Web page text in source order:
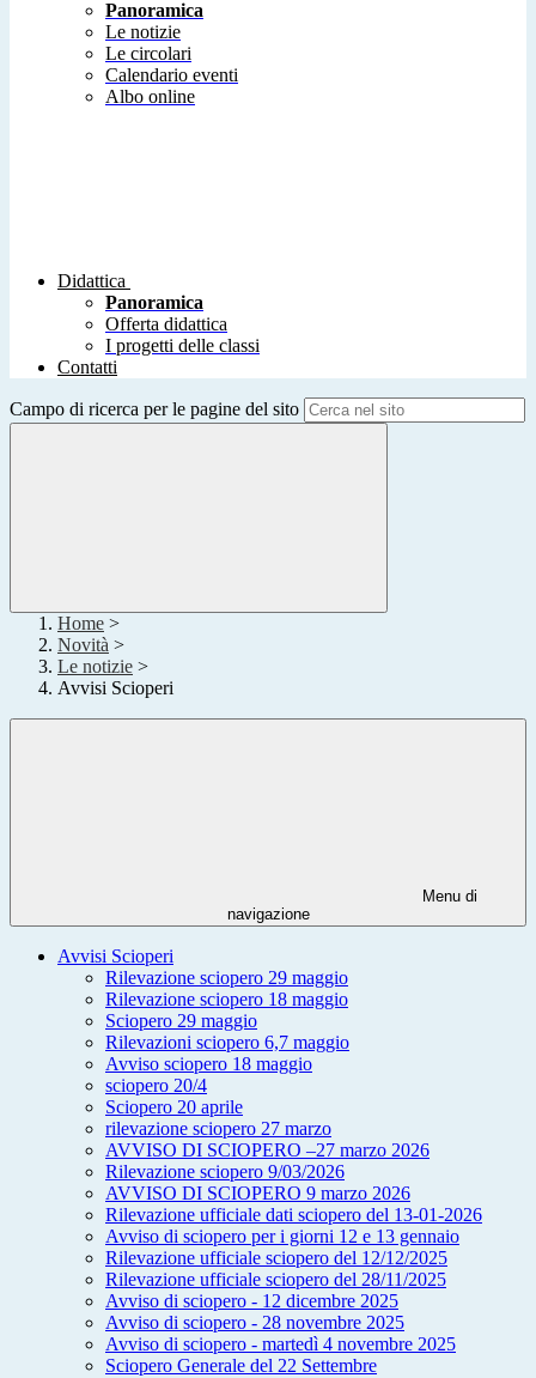
Panoramica
Le notizie
Le circolari
Calendario eventi
Albo online
Didattica
Panoramica
Offerta didattica
I progetti delle classi
Contatti
Campo di ricerca per le pagine del sito
Home >
Novità >
Le notizie >
Avvisi Scioperi
Menu di
navigazione
Avvisi Scioperi
Rilevazione sciopero 29 maggio
Rilevazione sciopero 18 maggio
Sciopero 29 maggio
Rilevazioni sciopero 6,7 maggio
Avviso sciopero 18 maggio
sciopero 20/4
Sciopero 20 aprile
rilevazione sciopero 27 marzo
AVVISO DI SCIOPERO –27 marzo 2026
Rilevazione sciopero 9/03/2026
AVVISO DI SCIOPERO 9 marzo 2026
Rilevazione ufficiale dati sciopero del 13-01-2026
Avviso di sciopero per i giorni 12 e 13 gennaio
Rilevazione ufficiale sciopero del 12/12/2025
Rilevazione ufficiale sciopero del 28/11/2025
Avviso di sciopero - 12 dicembre 2025
Avviso di sciopero - 28 novembre 2025
Avviso di sciopero - martedì 4 novembre 2025
Sciopero Generale del 22 Settembre